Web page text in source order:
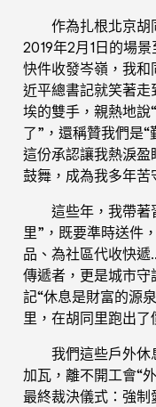
作為扎根北京胡
2019年2月1日的場
快件收發岑嶺，我
近平總書記就笑著
埃的雙手，親熱地說
了”，還稱贊我們是“
這份承認讓我熱淚盈
鼓舞，成為我多年苦
這些年，我帶著
里”，既要準時送件
品、為社區代收快
傳遞者，更是城市
記“休息是財富的源
里，在胡同里跑出了
我們這些戶外休
加瓦，離不開工會“
最終裁決儀式：強